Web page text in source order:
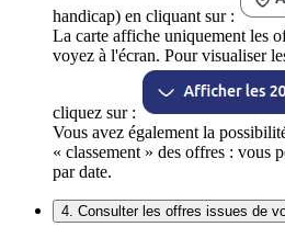
handicap) en cliquant sur :
La carte affiche uniquement les
voyez à l'écran. Pour visualiser
cliquez sur :
Vous avez également la
« classement » des offres : vous
par date.
4. Consulter les offres issues de